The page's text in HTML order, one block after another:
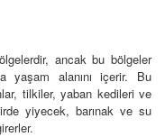
ancak bu bölgeler
yaşam alanını içerir. Bu
tilkiler, yaban kedileri ve
yiyecek, barınak ve su